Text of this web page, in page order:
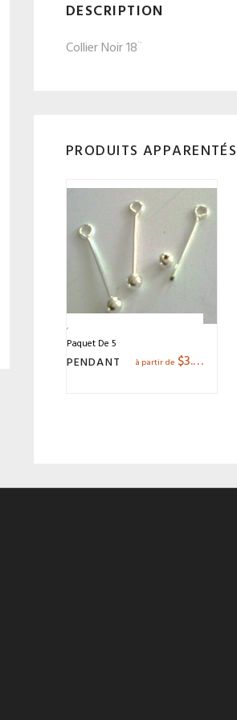
DESCRIPTION
Collier Noir 18¨
PRODUITS APPARENTÉS
Paquet De 5
PENDANT à partir de $3.47